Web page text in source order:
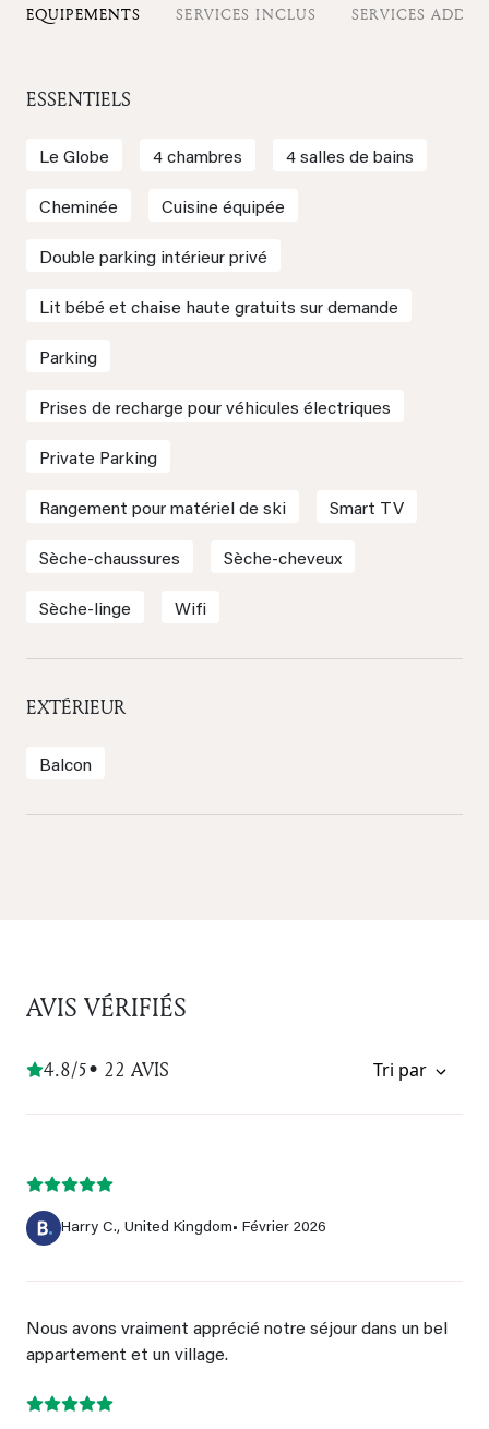
EQUIPEMENTS SERVICES INCLUS SERVICES
ESSENTIELS
Le Globe 4 chambres 4 salles de bains
Cheminée Cuisine équipée
Double parking intérieur privé
Lit bébé et chaise haute gratuits sur demande
Parking
Prises de recharge pour véhicules électriques
Private Parking
Rangement pour matériel de ski Smart TV
Sèche-chaussures Sèche-cheveux
Sèche-linge Wifi
EXTÉRIEUR
Balcon
AVIS VÉRIFIÉS
4.8/5• 22 AVIS Tri par
Harry C., United Kingdom• Février 2026
Nous avons vraiment apprécié notre séjour dans un bel
appartement et un village.